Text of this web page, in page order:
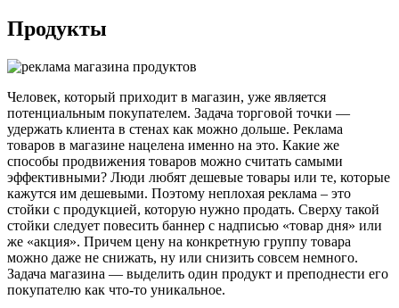
Продукты
Человек, который приходит в магазин, уже является
потенциальным покупателем. Задача торговой точки —
удержать клиента в стенах как можно дольше. Реклама
товаров в магазине нацелена именно на это. Какие же
способы продвижения товаров можно считать самыми
эффективными? Люди любят дешевые товары или те, которые
кажутся им дешевыми. Поэтому неплохая реклама – это
стойки с продукцией, которую нужно продать. Сверху такой
стойки следует повесить баннер с надписью «товар дня» или
же «акция». Причем цену на конкретную группу товара
можно даже не снижать, ну или снизить совсем немного.
Задача магазина — выделить один продукт и преподнести его
покупателю как что-то уникальное.